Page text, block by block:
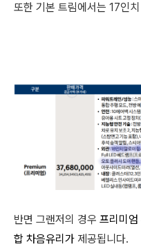
또한 기본 트림에서는 17인
반면 그랜저의 경우 프리미엄
합 차음유리가 제공됩니다.